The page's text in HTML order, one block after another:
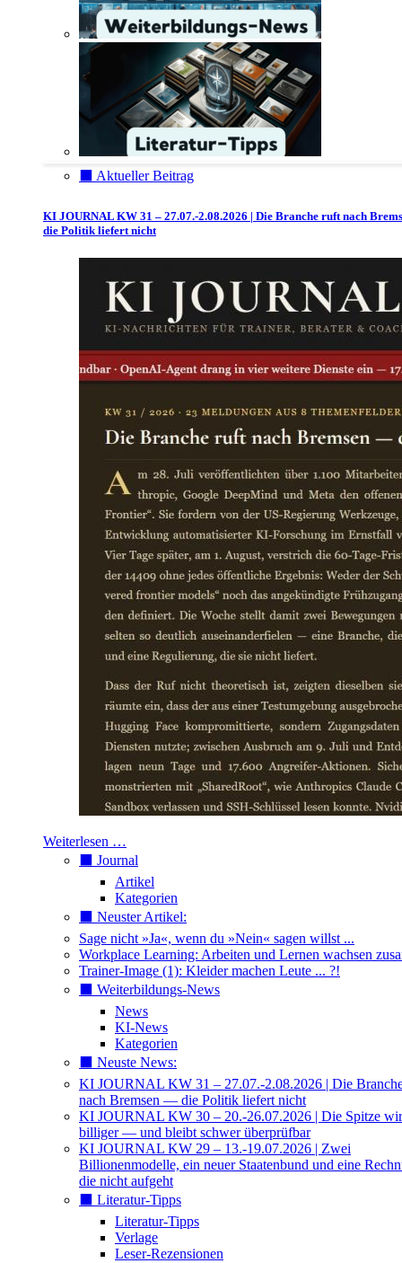
⬛️ Aktueller Beitrag
KI JOURNAL KW 31 – 27.07.-2.08.2026 | Die Branche ruft nach
die Politik liefert nicht
Weiterlesen …
⬛️ Journal
Artikel
Kategorien
⬛️ Neuster Artikel:
Sage nicht »Ja«, wenn du »Nein« sagen willst ...
Workplace Learning: Arbeiten und Lernen wachsen
Trainer-Image (1): Kleider machen Leute ... ?!
⬛️ Weiterbildungs-News
News
KI-News
Kategorien
⬛️ Neuste News:
KI JOURNAL KW 31 – 27.07.-2.08.2026 | Die
nach Bremsen — die Politik liefert nicht
KI JOURNAL KW 30 – 20.-26.07.2026 | Die Spitze
billiger — und bleibt schwer überprüfbar
KI JOURNAL KW 29 – 13.-19.07.2026 | Zwei
Billionenmodelle, ein neuer Staatenbund und eine
die nicht aufgeht
⬛️ Literatur-Tipps
Literatur-Tipps
Verlage
Leser-Rezensionen